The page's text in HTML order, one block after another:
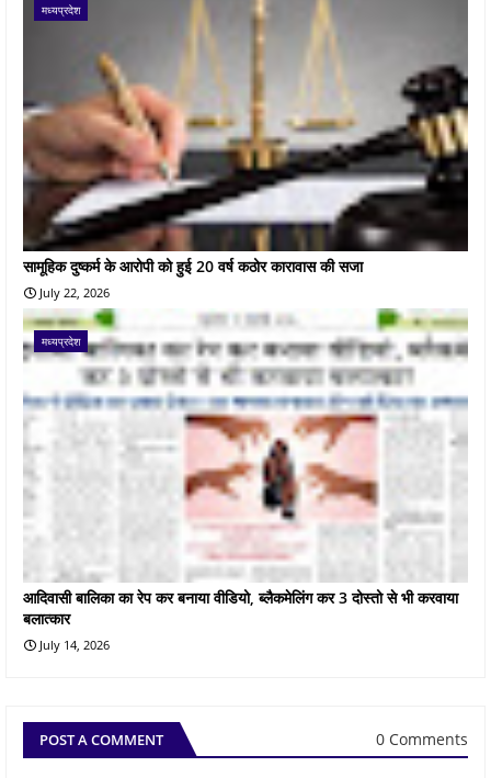
मध्यप्रदेश
सामूहिक दुष्कर्म के आरोपी को हुई 20 वर्ष कठोर कारावास की सजा
July 22, 2026
मध्यप्रदेश
आदिवासी बालिका का रेप कर बनाया वीडियो, ब्लैकमेलिंग कर 3 दोस्तो से भी करवाया
बलात्कार
July 14, 2026
POST A COMMENT 0 Comments